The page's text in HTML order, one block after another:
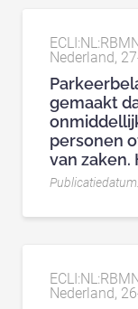
Nederland,
gemaakt
personen
van zaken.
Nederland,